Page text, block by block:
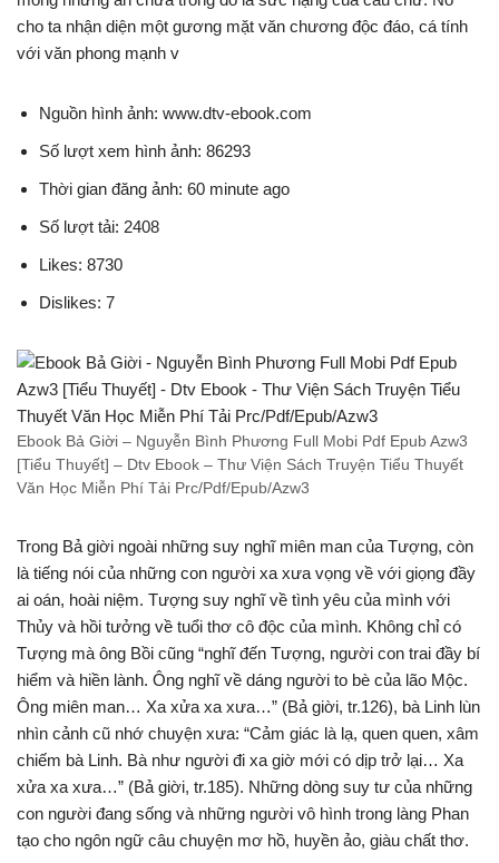
cho ta nhận diện một gương mặt văn chương độc đáo, cá tính
với văn phong mạnh v
Nguồn hình ảnh: www.dtv-ebook.com
Số lượt xem hình ảnh: 86293
Thời gian đăng ảnh: 60 minute ago
Số lượt tải: 2408
Likes: 8730
Dislikes: 7
Ebook Bả Giời – Nguyễn Bình Phương Full Mobi Pdf Epub Azw3
[Tiểu Thuyết] – Dtv Ebook – Thư Viện Sách Truyện Tiểu Thuyết
Văn Học Miễn Phí Tải Prc/Pdf/Epub/Azw3
Trong Bả giời ngoài những suy nghĩ miên man của Tượng, còn
là tiếng nói của những con người xa xưa vọng về với giọng đầy
ai oán, hoài niệm. Tượng suy nghĩ về tình yêu của mình với
Thủy và hồi tưởng về tuổi thơ cô độc của mình. Không chỉ có
Tượng mà ông Bồi cũng “nghĩ đến Tượng, người con trai đầy bí
hiểm và hiền lành. Ông nghĩ về dáng người to bè của lão Mộc.
Ông miên man… Xa xửa xa xưa…” (Bả giời, tr.126), bà Linh lùn
nhìn cảnh cũ nhớ chuyện xưa: “Cảm giác là lạ, quen quen, xâm
chiếm bà Linh. Bà như người đi xa giờ mới có dịp trở lại… Xa
xửa xa xưa…” (Bả giời, tr.185). Những dòng suy tư của những
con người đang sống và những người vô hình trong làng Phan
tạo cho ngôn ngữ câu chuyện mơ hồ, huyền ảo, giàu chất thơ.